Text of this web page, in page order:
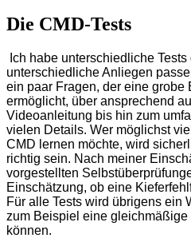
Die CMD-Tests
Ich habe unterschiedliche
unterschiedliche Anliegen
ein paar Fragen, der eine grobe
ermöglicht, über ansprechend
Videoanleitung bis hin zum
vielen Details. Wer möglichst
CMD lernen möchte, wird
richtig sein. Nach meiner
vorgestellten
Einschätzung, ob eine
Für alle Tests wird übrigens ein
zum Beispiel eine
können.